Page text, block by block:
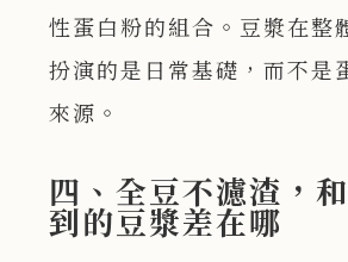
性蛋白粉的組合。豆漿在整
扮演的是日常基礎，而不是
來源。
四、全豆不濾渣，
到的豆漿差在哪